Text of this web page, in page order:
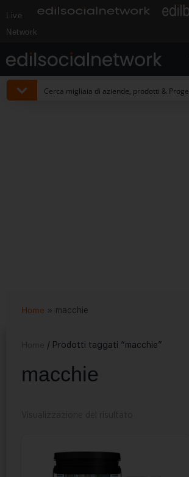
Live
Network
Home » macchie
/ Prodotti taggati “macchie”
macchie